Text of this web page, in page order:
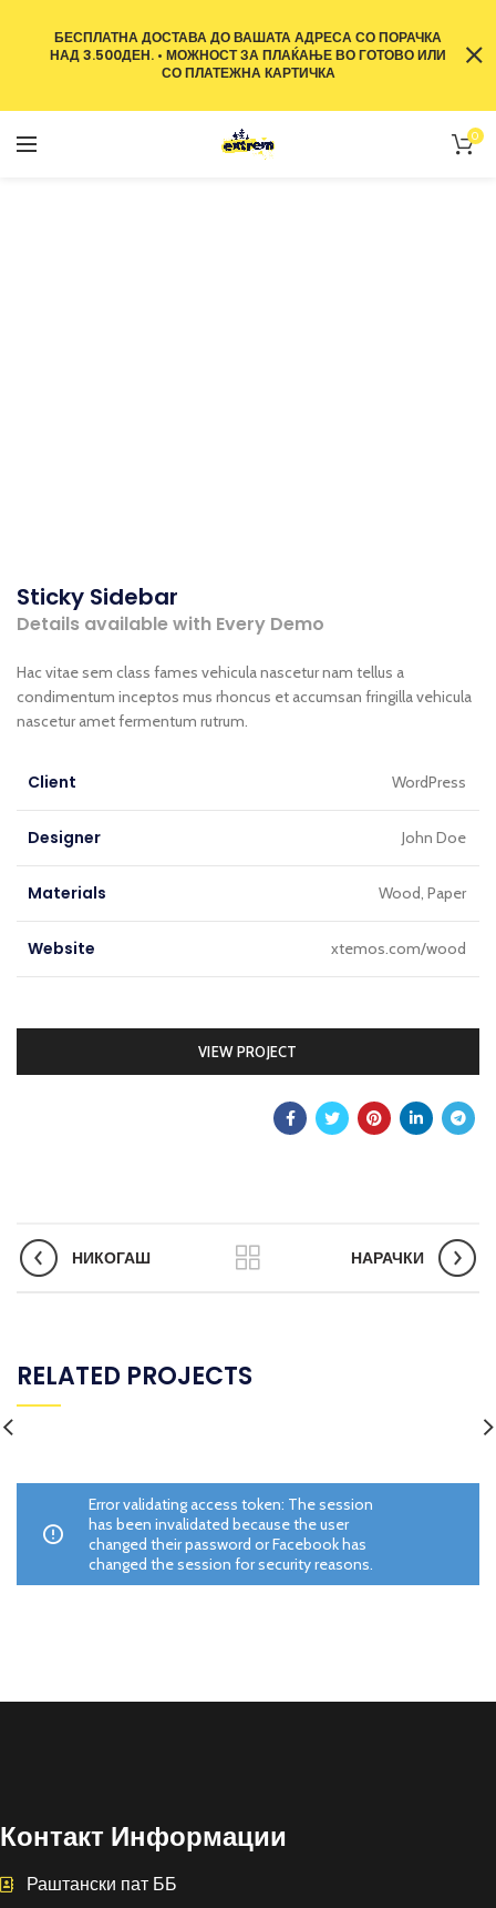
0
Sticky Sidebar
Details available with Every Demo
Hac vitae sem class fames vehicula nascetur nam tellus a
condimentum inceptos mus rhoncus et accumsan fringilla vehicula
nascetur amet fermentum rutrum.
Client WordPress
Designer John Doe
Materials Wood, Paper
Website xtemos.com/wood
VIEW PROJECT
НИКОГАШ НАРАЧКИ
RELATED PROJECTS
Error validating access token: The session
has been invalidated because the user
changed their password or Facebook has
changed the session for security reasons.
Контакт Информации
Раштански пат ББ
БЕСПЛАТНА ДОСТАВА ДО ВАШАТА АДРЕСА СО ПОРАЧКА
НАД 3.500ДЕН. • МОЖНОСТ ЗА ПЛАЌАЊЕ ВО ГОТОВО ИЛИ
СО ПЛАТЕЖНА КАРТИЧКА